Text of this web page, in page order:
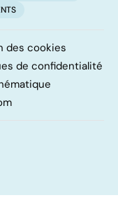
des cookies
de confidentialité